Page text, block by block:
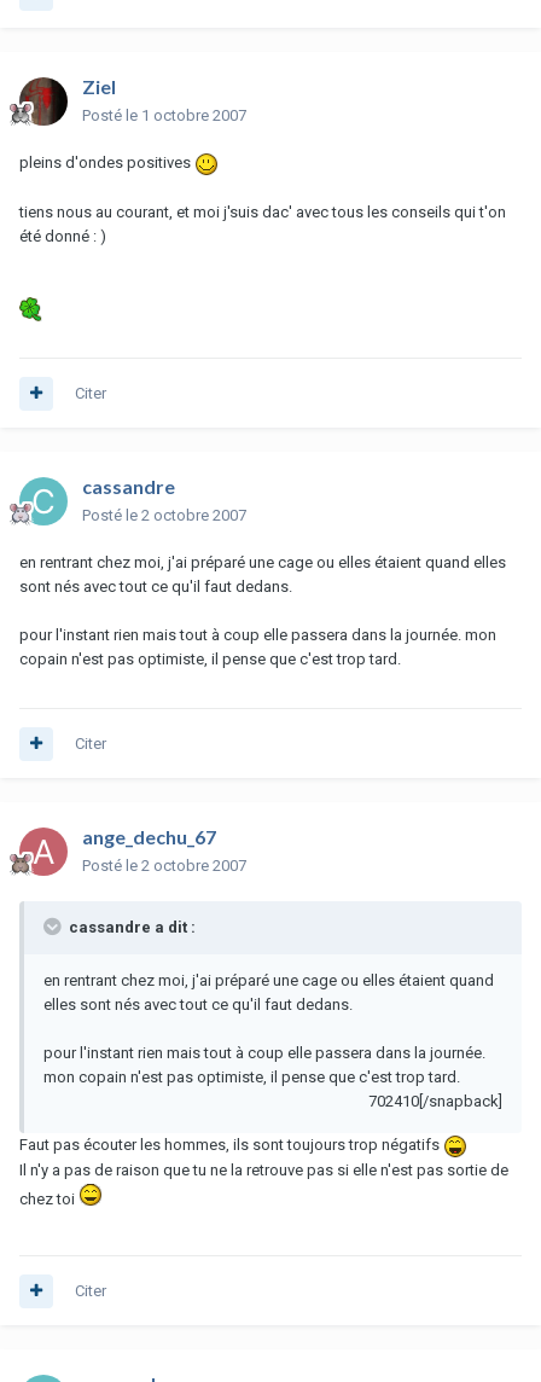
Ziel
Posté le 1 octobre 2007
pleins d'ondes positives
tiens nous au courant, et moi j'suis dac' avec tous les conseils qui t'on
été donné : )
Citer
cassandre
Posté le 2 octobre 2007
en rentrant chez moi, j'ai préparé une cage ou elles étaient quand elles
sont nés avec tout ce qu'il faut dedans.
pour l'instant rien mais tout à coup elle passera dans la journée. mon
copain n'est pas optimiste, il pense que c'est trop tard.
Citer
ange_dechu_67
Posté le 2 octobre 2007
cassandre a dit :
en rentrant chez moi, j'ai préparé une cage ou elles étaient quand
elles sont nés avec tout ce qu'il faut dedans.
pour l'instant rien mais tout à coup elle passera dans la journée.
mon copain n'est pas optimiste, il pense que c'est trop tard.
702410[/snapback]
Faut pas écouter les hommes, ils sont toujours trop négatifs
Il n'y a pas de raison que tu ne la retrouve pas si elle n'est pas sortie de
chez toi
Citer